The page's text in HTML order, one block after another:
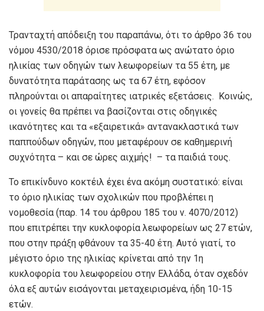
Τρανταχτή απόδειξη του παραπάνω, ότι το άρθρο 36 του
νόμου 4530/2018 όρισε πρόσφατα ως ανώτατο όριο
ηλικίας των οδηγών των λεωφορείων τα 55 έτη, με
δυνατότητα παράτασης ως τα 67 έτη, εφόσον
πληρούνται οι απαραίτητες ιατρικές εξετάσεις. Κοινώς,
οι γονείς θα πρέπει να βασίζονται στις οδηγικές
ικανότητες και τα «εξαιρετικά» αντανακλαστικά των
παππούδων οδηγών, που μεταφέρουν σε καθημερινή
συχνότητα – και σε ώρες αιχμής! – τα παιδιά τους.
Το επικίνδυνο κοκτέιλ έχει ένα ακόμη συστατικό: είναι
το όριο ηλικίας των σχολικών που προβλέπει η
νομοθεσία (παρ. 14 του άρθρου 185 του ν. 4070/2012)
που επιτρέπει την κυκλοφορία λεωφορείων ως 27 ετών,
που στην πράξη φθάνουν τα 35-40 έτη. Αυτό γιατί, το
μέγιστο όριο της ηλικίας κρίνεται από την 1η
κυκλοφορία του λεωφορείου στην Ελλάδα, όταν σχεδόν
όλα εξ αυτών εισάγονται μεταχειρισμένα, ήδη 10-15
ετών.